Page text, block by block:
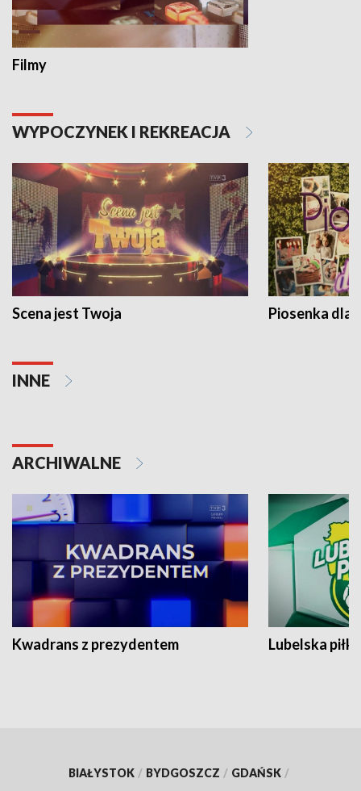
Filmy
WYPOCZYNEK I REKREACJA
Scena jest Twoja Piosenka dla
INNE
ARCHIWALNE
Kwadrans z prezydentem Lubelska piłka
BIAŁYSTOK / BYDGOSZCZ / GDAŃSK /